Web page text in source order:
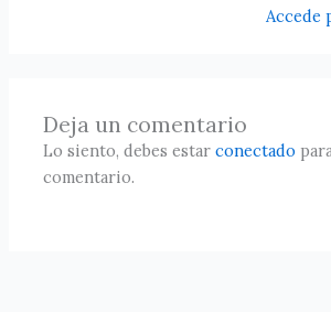
Accede
Deja un comentario
Lo siento, debes estarconectado
comentario.